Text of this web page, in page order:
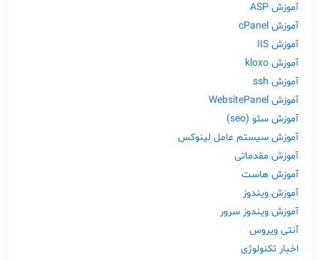
آموزش ASP
آموزش cPanel
آموزش IIS
آموزش kloxo
آموزش ssh
آموزش WebsitePanel
آموزش سئو (seo)
آموزش سیستم عامل لینوکس
آموزش مقدماتی
آموزش هاست
آموزش ویندوز
آموزش ویندوز سرور
آنتی ویروس
اخبار تکنولوژی